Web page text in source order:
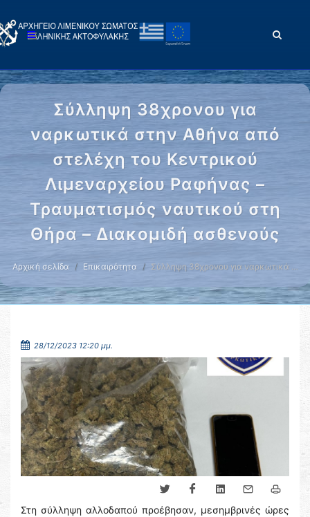
Σύλληψη 38χρονου για
ναρκωτικά στην Αθήνα από
στελέχη του Κεντρικού
Λιμεναρχείου Ραφήνας –
Τραυματισμός ναυτικού στη
Θήρα – Διακομιδή ασθενούς
Αρχική σελίδα Επικαιρότητα Σύλληψη 38χρονου για ναρκωτικά …
28/12/2023 12:20 μμ.
Στη σύλληψη αλλοδαπού προέβησαν, μεσημβρινές ώρες